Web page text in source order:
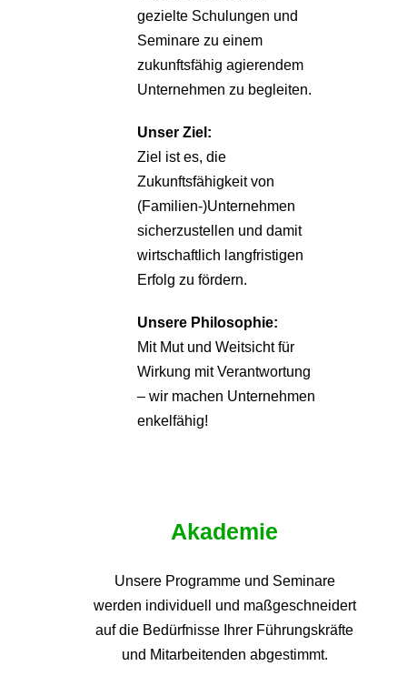
gezielte Schulungen und
Seminare zu einem
zukunftsfähig agierendem
Unternehmen zu begleiten.
Unser Ziel:
Ziel ist es, die
Zukunftsfähigkeit von
(Familien-)Unternehmen
sicherzustellen und damit
wirtschaftlich langfristigen
Erfolg zu fördern.
Unsere Philosophie:
Mit Mut und Weitsicht für
Wirkung mit Verantwortung
– wir machen Unternehmen
enkelfähig!
Akademie
Unsere Programme und Seminare
werden individuell und maßgeschneidert
auf die Bedürfnisse Ihrer Führungskräfte
und Mitarbeitenden abgestimmt.